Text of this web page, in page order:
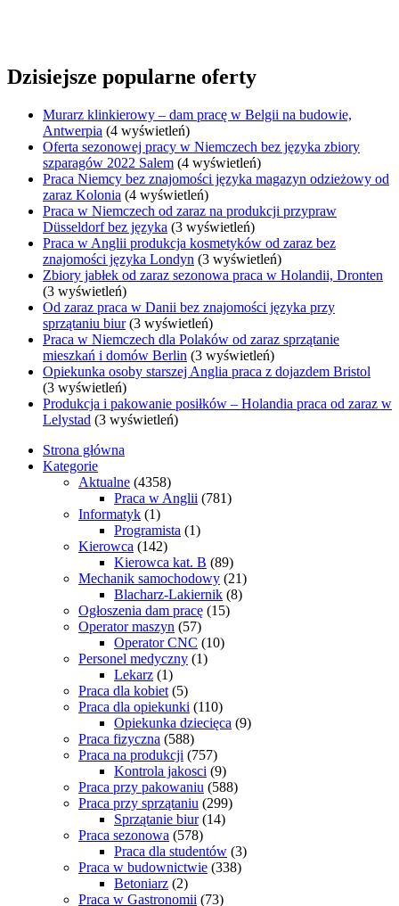
Dzisiejsze popularne oferty
Murarz klinkierowy – dam pracę w Belgii na budowie,
Antwerpia (4 wyświetleń)
Oferta sezonowej pracy w Niemczech bez języka zbiory
szparagów 2022 Salem (4 wyświetleń)
Praca Niemcy bez znajomości języka magazyn odzieżowy od
zaraz Kolonia (4 wyświetleń)
Praca w Niemczech od zaraz na produkcji przypraw
Düsseldorf bez języka (3 wyświetleń)
Praca w Anglii produkcja kosmetyków od zaraz bez
znajomości języka Londyn (3 wyświetleń)
Zbiory jabłek od zaraz sezonowa praca w Holandii, Dronten
(3 wyświetleń)
Od zaraz praca w Danii bez znajomości języka przy
sprzątaniu biur(3 wyświetleń)
Praca w Niemczech dla Polaków od zaraz sprzątanie
mieszkań i domów Berlin (3 wyświetleń)
Opiekunka osoby starszej Anglia praca z dojazdem Bristol
(3 wyświetleń)
Produkcja i pakowanie posiłków – Holandia praca od zaraz w
Lelystad (3 wyświetleń)
Strona główna
Kategorie
Aktualne (4358)
Praca w Anglii (781)
Informatyk (1)
Programista (1)
Kierowca (142)
Kierowca kat. B (89)
Mechanik samochodowy (21)
Blacharz-Lakiernik (8)
Ogłoszenia dam pracę (15)
Operator maszyn (57)
Operator CNC (10)
Personel medyczny (1)
Lekarz (1)
Praca dla kobiet (5)
Praca dla opiekunki (110)
Opiekunka dziecięca (9)
Praca fizyczna (588)
Praca na produkcji (757)
Kontrola jakosci (9)
Praca przy pakowaniu (588)
Praca przy sprzątaniu (299)
Sprzątanie biur (14)
Praca sezonowa (578)
Praca dla studentów (3)
Praca w budownictwie (338)
Betoniarz (2)
Praca w Gastronomii (73)